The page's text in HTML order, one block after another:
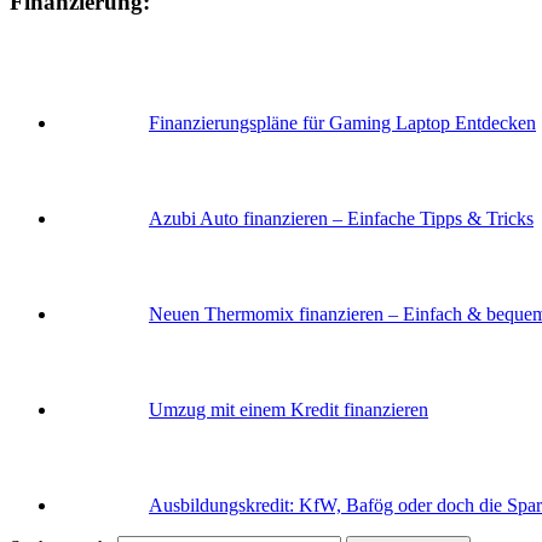
Finanzierungspläne für Gaming Laptop Entdecken
Azubi Auto finanzieren – Einfache Tipps & Tricks
Neuen Thermomix finanzieren – Einfach &
Umzug mit einem Kredit finanzieren
Ausbildungskredit: KfW, Bafög oder doch die